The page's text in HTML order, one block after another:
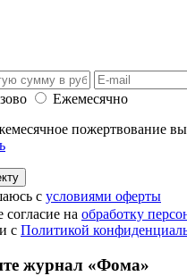
Ежемесячно
пожертвование
с условиями оферты
на обработку
с Политикой
журнал «Фома»